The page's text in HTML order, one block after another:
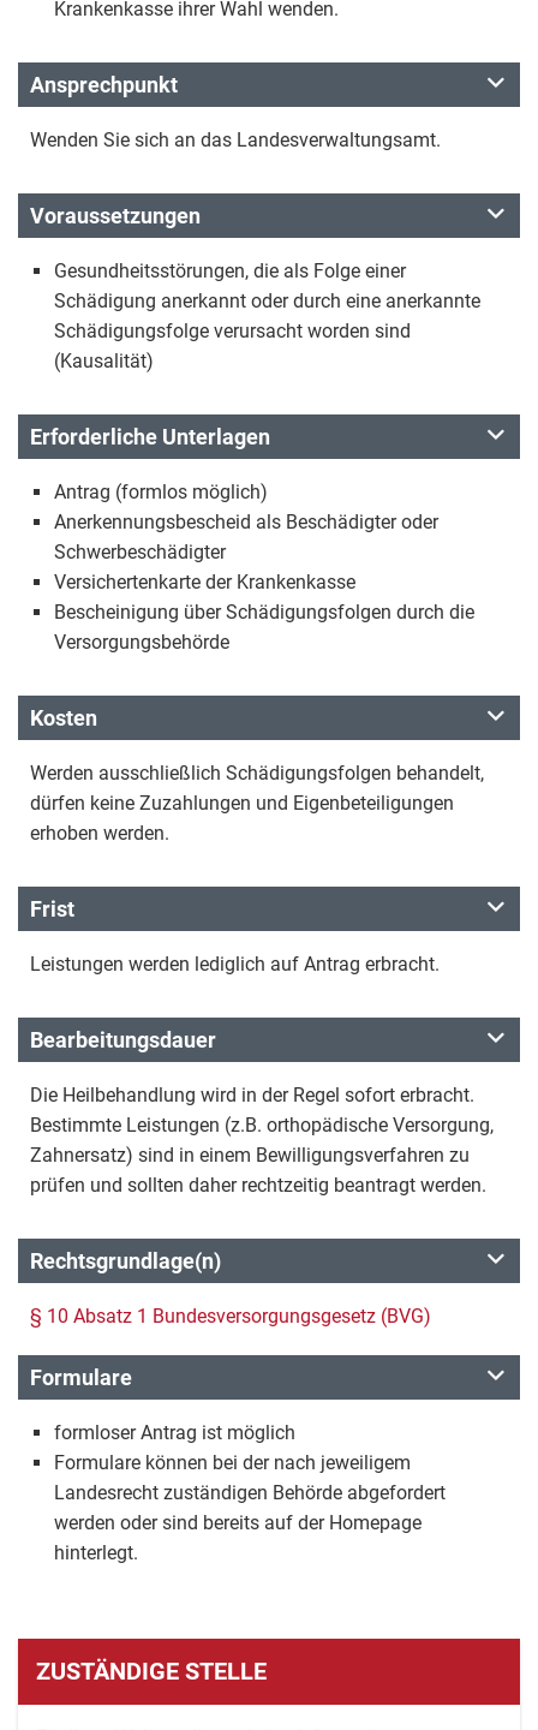
Krankenkasse ihrer Wahl wenden.
Ansprechpunkt
Wenden Sie sich an das Landesverwaltungsamt.
Voraussetzungen
Gesundheitsstörungen, die als Folge einer
Schädigung anerkannt oder durch eine anerkannte
Schädigungsfolge verursacht worden sind
(Kausalität)
Erforderliche Unterlagen
Antrag (formlos möglich)
Anerkennungsbescheid als Beschädigter oder
Schwerbeschädigter
Versichertenkarte der Krankenkasse
Bescheinigung über Schädigungsfolgen durch die
Versorgungsbehörde
Kosten
Werden ausschließlich Schädigungsfolgen behandelt,
dürfen keine Zuzahlungen und Eigenbeteiligungen
erhoben werden.
Frist
Leistungen werden lediglich auf Antrag erbracht.
Bearbeitungsdauer
Die Heilbehandlung wird in der Regel sofort erbracht.
Bestimmte Leistungen (z.B. orthopädische Versorgung,
Zahnersatz) sind in einem Bewilligungsverfahren zu
prüfen und sollten daher rechtzeitig beantragt werden.
Rechtsgrundlage(n)
§ 10 Absatz 1 Bundesversorgungsgesetz (BVG)
Formulare
formloser Antrag ist möglich
Formulare können bei der nach jeweiligem
Landesrecht zuständigen Behörde abgefordert
werden oder sind bereits auf der Homepage
hinterlegt.
ZUSTÄNDIGE STELLE